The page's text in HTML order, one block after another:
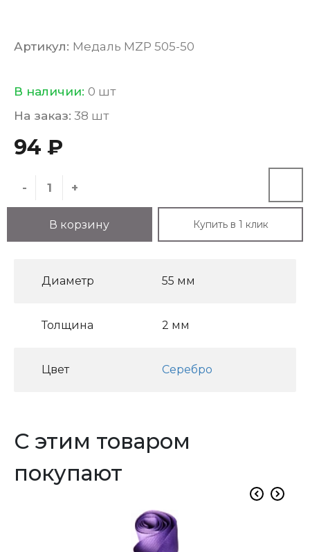
Артикул: Медаль MZP 505-50
В наличии: 0 шт
На заказ: 38 шт
94 ₽
- +
В корзину Купить в 1 клик
Диаметр 55 мм
Толщина 2 мм
Цвет Серебро
С этим товаром
покупают